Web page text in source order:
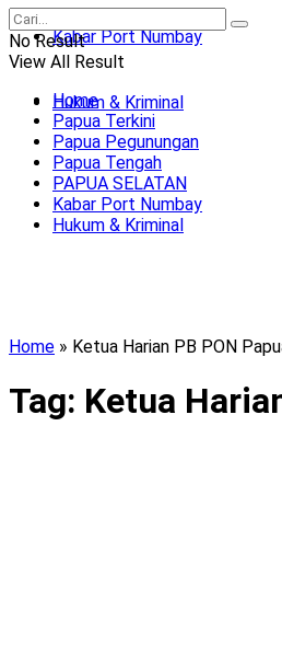
Kabar Port Numbay
Hukum & Kriminal
No Result
View All Result
Home
Papua Terkini
Papua Pegunungan
Papua Tengah
PAPUA SELATAN
Kabar Port Numbay
Hukum & Kriminal
Home » Ketua Harian PB PON
Tag: Ketua